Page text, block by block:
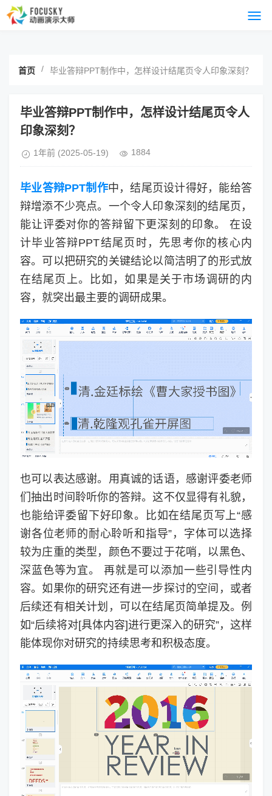
首页 / 毕业答辩PPT制作中，怎样设计结尾页令人印象深刻？
毕业答辩PPT制作中，怎样设计结尾页令人
印象深刻？
1年前 (2025-05-19) 1884
毕业答辩PPT制作中，结尾页设计得好，能给答
辩增添不少亮点。一个令人印象深刻的结尾页，
能让评委对你的答辩留下更深刻的印象。 在设
计毕业答辩PPT结尾页时，先思考你的核心内
容。可以把研究的关键结论以简洁明了的形式放
在结尾页上。比如，如果是关于市场调研的内
容，就突出最主要的调研成果。
也可以表达感谢。用真诚的话语，感谢评委老师
们抽出时间聆听你的答辩。这不仅显得有礼貌，
也能给评委留下好印象。比如在结尾页写上“感
谢各位老师的耐心聆听和指导”，字体可以选择
较为庄重的类型，颜色不要过于花哨，以黑色、
深蓝色等为宜。 再就是可以添加一些引导性内
容。如果你的研究还有进一步探讨的空间，或者
后续还有相关计划，可以在结尾页简单提及。例
如“后续将对[具体内容]进行更深入的研究”，这样
能体现你对研究的持续思考和积极态度。